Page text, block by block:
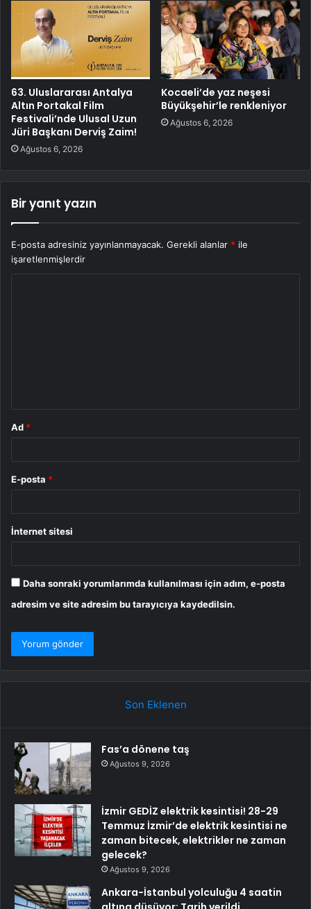
63. Uluslararası Antalya
Altın Portakal Film
Festivali’nde Ulusal Uzun
Jüri Başkanı Derviş Zaim!
Ağustos 6, 2026
Kocaeli’de yaz neşesi
Büyükşehir’le renkleniyor
Ağustos 6, 2026
Bir yanıt yazın
E-posta adresiniz yayınlanmayacak. Gerekli alanlar * ile
işaretlenmişlerdir
Ad *
E-posta *
İnternet sitesi
Daha sonraki yorumlarımda kullanılması için adım, e-posta
adresim ve site adresim bu tarayıcıya kaydedilsin.
Son Eklenen
Fas’a dönene taş
Ağustos 9, 2026
İzmir GEDİZ elektrik kesintisi! 28-29
Temmuz İzmir’de elektrik kesintisi ne
zaman bitecek, elektrikler ne zaman
gelecek?
Ağustos 9, 2026
Ankara-İstanbul yolculuğu 4 saatin